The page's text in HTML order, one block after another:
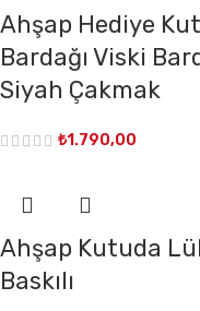
Ahşap Hediye
Bardağı Viski
Siyah Çakmak
₺1.790,00
Ahşap Kutuda
Baskılı